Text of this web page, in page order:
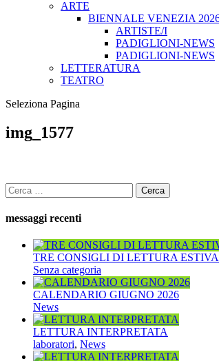
ARTE
BIENNALE VENEZIA
ARTISTE/I
PADIGLIONI-NEWS
PADIGLIONI-NEWS
LETTERATURA
TEATRO
Seleziona Pagina
img_1577
Ricerca
per:
messaggi recenti
TRE CONSIGLI DI LETTURA ESTIVA
Senza categoria
CALENDARIO GIUGNO 2026
News
LETTURA INTERPRETATA
laboratori, News